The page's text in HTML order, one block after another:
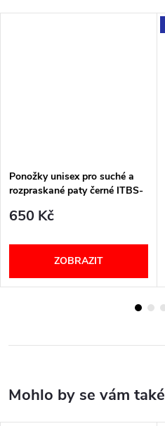
Ponožky unisex pro suché a
rozpraskané paty černé ITBS-
650 Kč
ZOBRAZIT